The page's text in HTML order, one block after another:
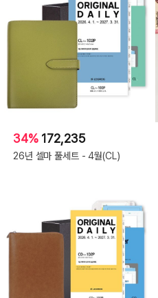
34% 172,235
26년 셀마 풀세트 - 4월(CL)